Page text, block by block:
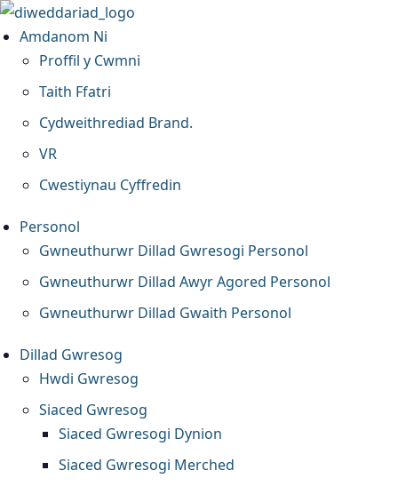
Amdanom Ni
Proffil y Cwmni
Taith Ffatri
Cydweithrediad Brand.
VR
Cwestiynau Cyffredin
Personol
Gwneuthurwr Dillad Gwresogi Personol
Gwneuthurwr Dillad Awyr Agored Personol
Gwneuthurwr Dillad Gwaith Personol
Dillad Gwresog
Hwdi Gwresog
Siaced Gwresog
Siaced Gwresogi Dynion
Siaced Gwresogi Merched